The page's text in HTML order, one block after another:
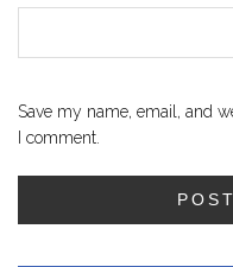
Save my name, email, and
I comment.